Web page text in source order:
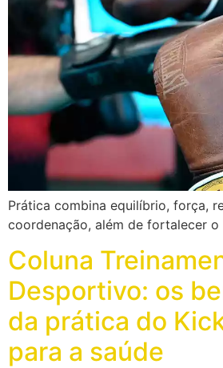
Prática combina equilíbrio, força,
coordenação, além de fortalecer
Coluna
Desportivo: os
da prática do
para a saúde